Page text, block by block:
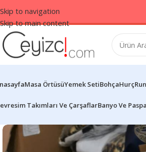
Skip to navigation
Skip to main content
Masa ÖrtüsüYemek SetiBohçaHurç
Takımları Ve ÇarşaflarBanyo Ve